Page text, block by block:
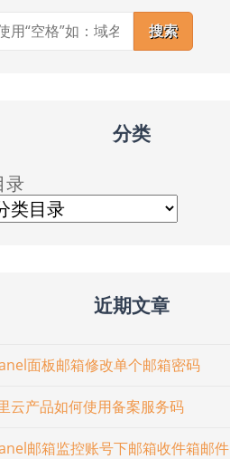
搜索
分类
录
近期文章
面板邮箱修改单个邮箱密码
云产品如何使用备案服务码
邮箱监控账号下邮箱收件箱邮件